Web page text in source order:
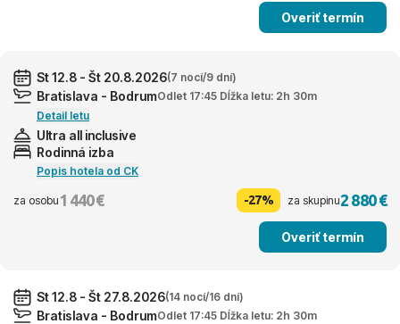
Overiť termín
St 12.8 - Št 20.8.2026(7 nocí/9 dní)
Bratislava - BodrumOdlet 17:45 Dĺžka letu: 2h 30m
Detail letu
Ultra all inclusive
Rodinná izba
Popis hotela od CK
za osobu 1 440 € -27% za skupinu2 880 €
Overiť termín
St 12.8 - Št 27.8.2026(14 nocí/16 dní)
Bratislava - BodrumOdlet 17:45 Dĺžka letu: 2h 30m